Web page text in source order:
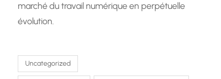
marché du travail numérique en perpétuelle
évolution.
Uncategorized